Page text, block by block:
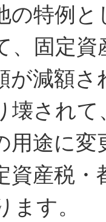
の特例と
、固定資
が減額さ
壊され
用途に変
資産税・
ます。